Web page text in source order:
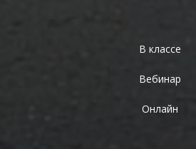
В классе
Вебинар
Онлайн